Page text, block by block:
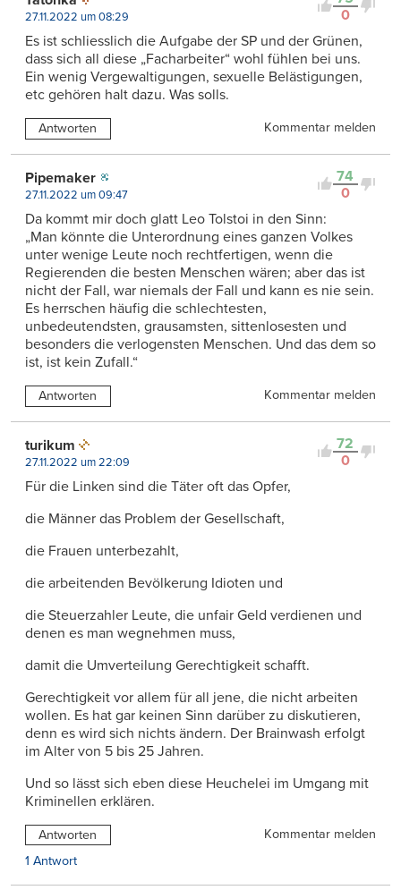
0
27.11.2022 um 08:29
Es ist schliesslich die Aufgabe der SP und der Grünen,
dass sich all diese „Facharbeiter“ wohl fühlen bei uns.
Ein wenig Vergewaltigungen, sexuelle Belästigungen,
etc gehören halt dazu. Was solls.
Antworten Kommentar melden
74
0
Pipemaker
27.11.2022 um 09:47
Da kommt mir doch glatt Leo Tolstoi in den Sinn:
„Man könnte die Unterordnung eines ganzen Volkes
unter wenige Leute noch rechtfertigen, wenn die
Regierenden die besten Menschen wären; aber das ist
nicht der Fall, war niemals der Fall und kann es nie sein.
Es herrschen häufig die schlechtesten,
unbedeutendsten, grausamsten, sittenlosesten und
besonders die verlogensten Menschen. Und das dem so
ist, ist kein Zufall.“
Antworten Kommentar melden
72
0
turikum
27.11.2022 um 22:09
Für die Linken sind die Täter oft das Opfer,
die Männer das Problem der Gesellschaft,
die Frauen unterbezahlt,
die arbeitenden Bevölkerung Idioten und
die Steuerzahler Leute, die unfair Geld verdienen und
denen es man wegnehmen muss,
damit die Umverteilung Gerechtigkeit schafft.
Gerechtigkeit vor allem für all jene, die nicht arbeiten
wollen. Es hat gar keinen Sinn darüber zu diskutieren,
denn es wird sich nichts ändern. Der Brainwash erfolgt
im Alter von 5 bis 25 Jahren.
Und so lässt sich eben diese Heuchelei im Umgang mit
Kriminellen erklären.
Antworten
Kommentar melden
1 Antwort